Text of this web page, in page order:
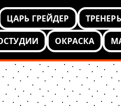
ЦАРЬ ГРЕЙДЕР
ОКРАСКА